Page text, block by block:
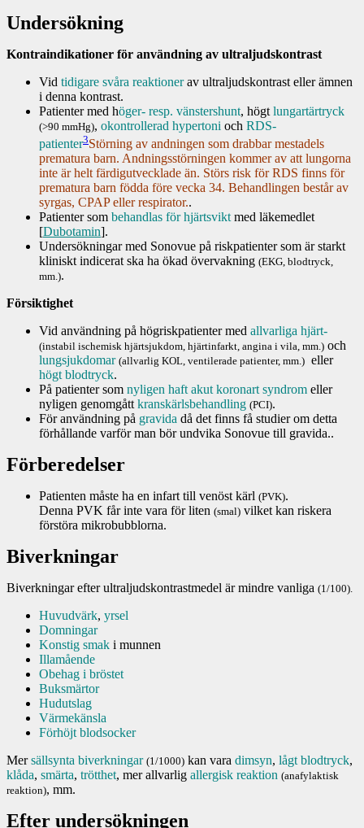
Undersökning
Kontraindikationer för användning av ultraljudskontrast
Vid tidigare svåra reaktionerav ultraljudskontrast eller ämnen
i denna kontrast.
Patienter med höger- resp. vänstershunt, högt lungartärtryck
(>90 mmHg), okontrollerad hypertoni och RDS-
patienter3Störning av andningen som drabbar mestadels
prematura barn. Andningsstörningen kommer av att lungorna
inte är helt färdigutvecklade än. Störs risk för RDS finns för
prematura barn födda före vecka 34. Behandlingen består av
syrgas, CPAP eller respirator..
Patienter som behandlas för hjärtsvikt med läkemedlet
[Dubotamin].
Undersökningar med Sonovue på riskpatienter som är starkt
kliniskt indicerat ska ha ökad övervakning (EKG, blodtryck,
mm.).
Försiktighet
Vid användning på högriskpatienter med allvarliga hjärt-
(instabil ischemisk hjärtsjukdom, hjärtinfarkt, angina i vila, mm.) och
lungsjukdomar (allvarlig KOL, ventilerade patienter, mm.) eller
högt blodtryck.
På patienter som nyligen haft akut koronart syndrom eller
nyligen genomgått kranskärlsbehandling (PCI).
För användning på gravida då det finns få studier om detta
förhållande varför man bör undvika Sonovue till gravida..
Förberedelser
Patienten måste ha en infart till venöst kärl (PVK).
Denna PVK får inte vara för liten (smal) vilket kan riskera
förstöra mikrobubblorna.
Biverkningar
Biverkningar efter ultraljudskontrastmedel är mindre vanliga (1/100).
Huvudvärk, yrsel
Domningar
Konstig smak i munnen
Illamående
Obehag i bröstet
Buksmärtor
Hudutslag
Värmekänsla
Förhöjt blodsocker
Mersällsynta biverkningar (1/1000) kan vara dimsyn, lågt blodtryck,
klåda, smärta, trötthet, mer allvarlig allergisk reaktion (anafylaktisk
reaktion), mm.
Efter undersökningen